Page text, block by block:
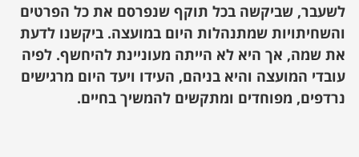
לשעבר, שביקשה בכל תוקף שנפרסם את כל הפרטים
והשחיתויות שמתנהלות היום במועצה. ביקשנו לדעת
את שמה, אך היא לא הייתה מעוניינת להיחשף. לפיה
עובדי המועצה והיא בניהם, העידו ויעד היום מרגישים
נרדפים, מפוחדים ומתקשים להמשיך בחיים.